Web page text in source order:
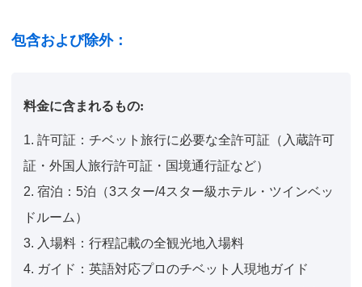
包含および除外：
料金に含まれるもの:
1. 許可証：チベット旅行に必要な全許可証（入蔵許可
証・外国人旅行許可証・国境通行証など）
2. 宿泊：5泊（3スター/4スター級ホテル・ツインベッ
ドルーム）
3. 入場料：行程記載の全観光地入場料
4. ガイド：英語対応プロのチベット人現地ガイド